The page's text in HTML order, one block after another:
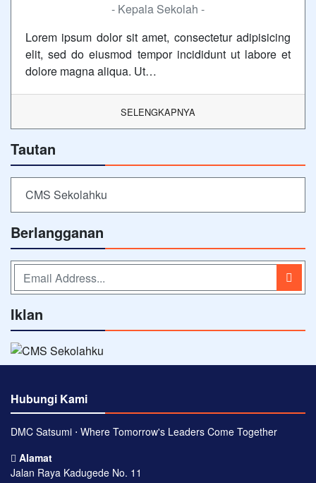
- Kepala Sekolah -
Lorem ipsum dolor sit amet, consectetur adipisicing
elit, sed do eiusmod tempor incididunt ut labore et
dolore magna aliqua. Ut…
SELENGKAPNYA
Tautan
CMS Sekolahku
Berlangganan
Iklan
Hubungi Kami
DMC Satsumi ⋅ Where Tomorrow's Leaders Come Together
Alamat
Jalan Raya Kadugede No. 11